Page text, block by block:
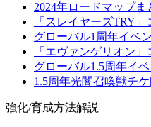
2024年ロードマップま
「スレイヤーズTRY
グローバル1周年イベ
「エヴァンゲリオン
グローバル1.5周年イベ
1.5周年光闇召喚獣チ
強化/育成方法解説